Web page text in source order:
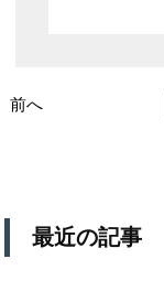
前へ
最近の記事